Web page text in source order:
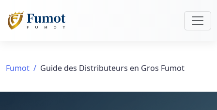
Fumot Guide des Distributeurs en Gros Fumot